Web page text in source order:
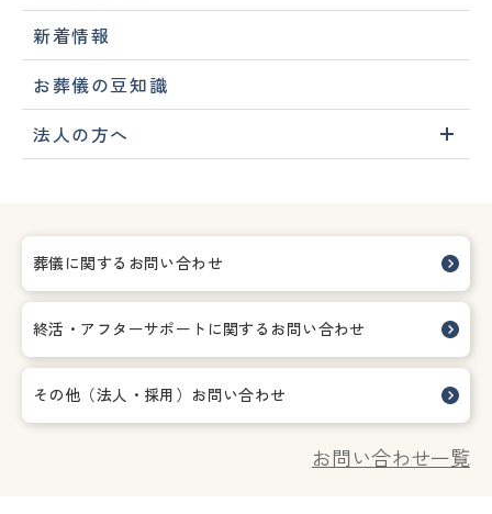
新着情報
お葬儀の豆知識
法人の方へ
葬儀に関するお問い合わせ
終活・アフターサポートに関する お問い合わせ
その他（法人・採用）お問い合わせ
お問い合わせ一覧